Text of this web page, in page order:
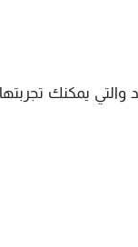
للاندرويد والتي